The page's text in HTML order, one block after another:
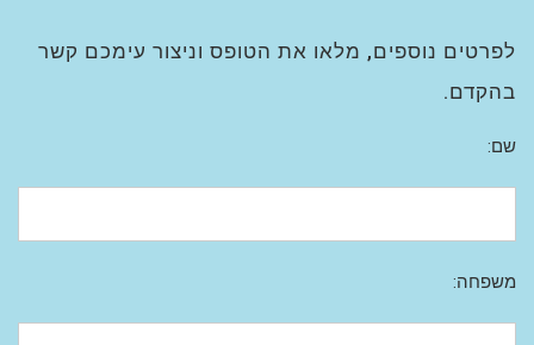
לפרטים נוספים, מלאו את הטופס וניצור עימכם קשר
בהקדם.
שם:
משפחה: